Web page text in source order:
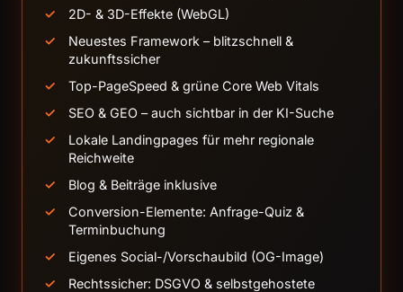
2D- & 3D-Effekte (WebGL)
Neuestes Framework – blitzschnell &
zukunftssicher
Top-PageSpeed & grüne Core Web Vitals
SEO & GEO – auch sichtbar in der KI-Suche
Lokale Landingpages für mehr regionale
Reichweite
Blog & Beiträge inklusive
Conversion-Elemente: Anfrage-Quiz &
Terminbuchung
Eigenes Social-/Vorschaubild (OG-Image)
Rechtssicher: DSGVO & selbstgehostete